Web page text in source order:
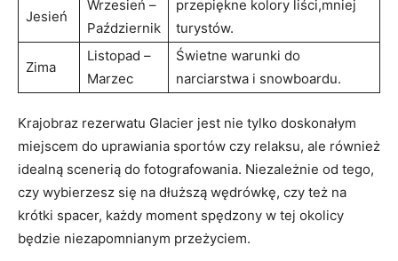
Jesień
Wrzesień –
Październik
przepiękne kolory liści,mniej
turystów.
Zima
Listopad –
Marzec
Świetne warunki do
narciarstwa i snowboardu.
Krajobraz rezerwatu Glacier jest nie tylko doskonałym
miejscem do uprawiania sportów czy relaksu, ale również
idealną scenerią do fotografowania. Niezależnie od tego,
czy wybierzesz się na dłuższą wędrówkę, czy też na
krótki spacer, każdy moment spędzony w tej okolicy
będzie niezapomnianym przeżyciem.